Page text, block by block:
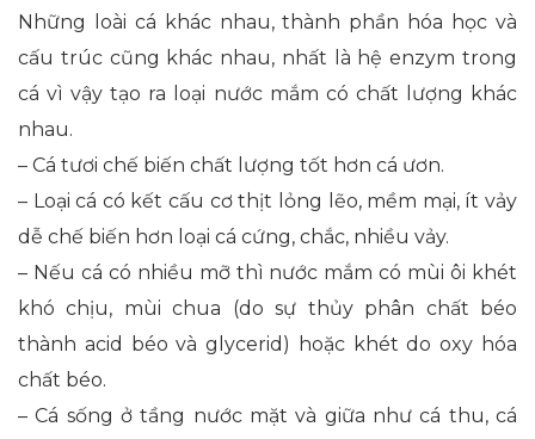
Những loài cá khác nhau, thành phần hóa học và
cấu trúc cũng khác nhau, nhất là hệ enzym trong
cá vì vậy tạo ra loại nước mắm có chất lượng khác
nhau.
– Cá tươi chế biến chất lượng tốt hơn cá ươn.
– Loại cá có kết cấu cơ thịt lỏng lẽo, mềm mại, ít vảy
dễ chế biến hơn loại cá cứng, chắc, nhiều vảy.
– Nếu cá có nhiều mỡ thì nước mắm có mùi ôi khét
khó chịu, mùi chua (do sự thủy phân chất béo
thành acid béo và glycerid) hoặc khét do oxy hóa
chất béo.
– Cá sống ở tầng nước mặt và giữa như cá thu, cá